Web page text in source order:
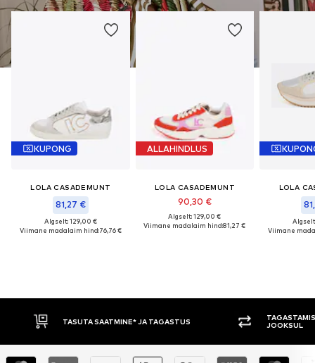
KUPONG
LOLA CASADEMUNT
81,27 €
Algselt: 129,00 €
Viimane madalaim hind:76,76 €
ALLAHINDLUS
LOLA CASADEMUNT
90,30 €
Algselt: 129,00 €
Viimane madalaim hind:81,27 €
LOLA
Viimane
TASUTA SAATMINE* JA TAGASTUS
TAGASTAMISE ÕIGUS
JOOKSUL